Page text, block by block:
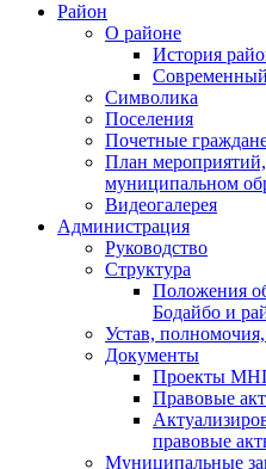
Район
О районе
История
Символика
Поселения
Почетные
План
муниципальном
Видеогалерея
Администрация
Руководство
Структура
Положения
Бодайбо и
Устав,
Документы
Проекты
Правовые
правовые
Муниципальные